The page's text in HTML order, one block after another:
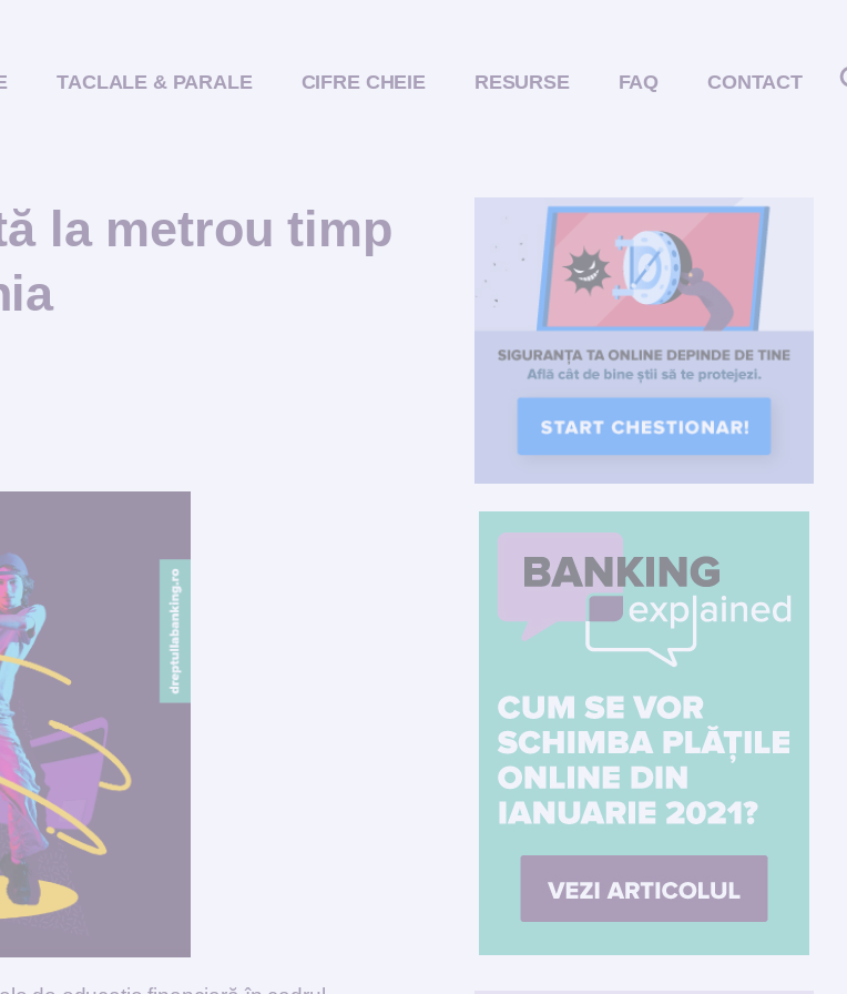
TACLALE & PARALE CIFRE CHEIE RESURSE FAQ CONTACT
la metrou timp